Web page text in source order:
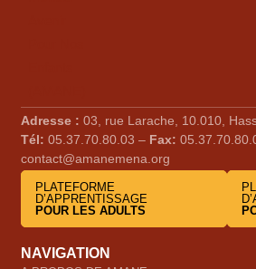
Adresse : 03, rue Larache, 10.010,
Tél: 05.37.70.80.03 – Fax:
contact@amanemena.org
PLATEFORME
D’APPRENTISSAGE
POUR LES ADULTS
NAVIGATION